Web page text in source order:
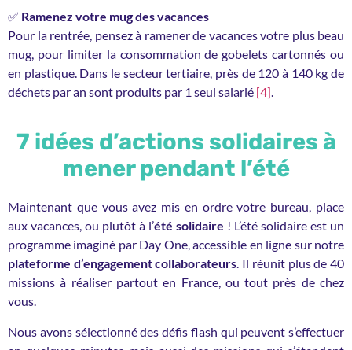
✅​ Ramenez votre mug des vacances
Pour la rentrée, pensez à ramener de vacances votre plus beau
mug, pour limiter la consommation de gobelets cartonnés ou
en plastique. Dans le secteur tertiaire, près de 120 à 140 kg de
déchets par an sont produits par 1 seul salarié [4].
7 idées d’actions solidaires à
mener pendant l’été
Maintenant que vous avez mis en ordre votre bureau, place
aux vacances, ou plutôt à l’été solidaire ! L’été solidaire est un
programme imaginé par Day One, accessible en ligne sur notre
plateforme d’engagement collaborateurs. Il réunit plus de 40
missions à réaliser partout en France, ou tout près de chez
vous.
Nous avons sélectionné des défis flash qui peuvent s’effectuer